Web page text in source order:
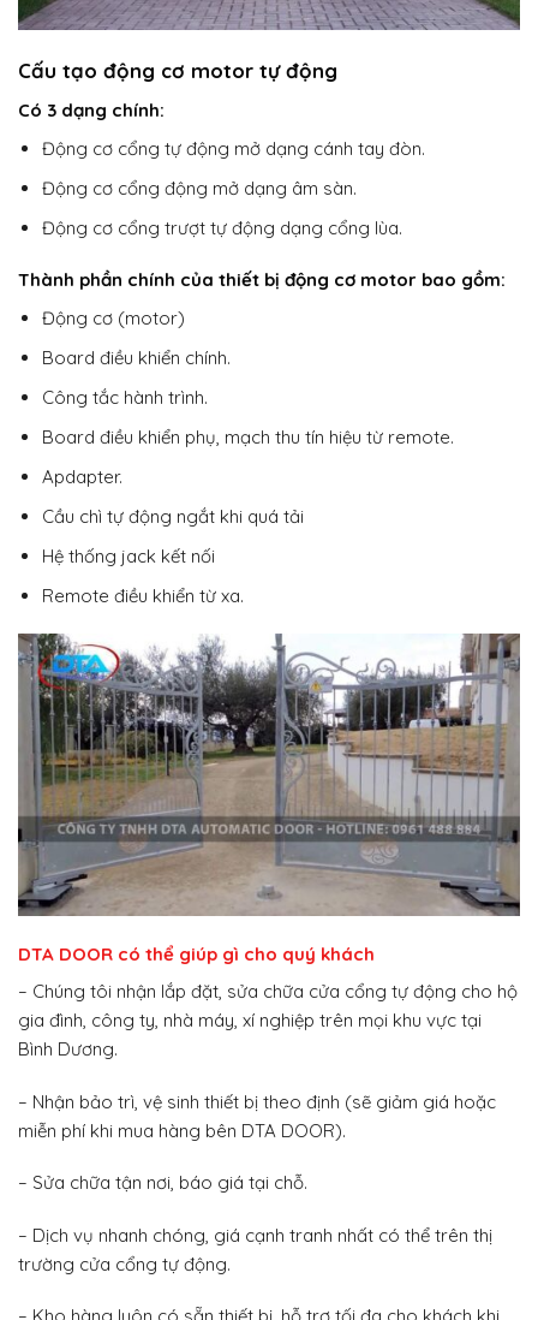
Cấu tạo động cơ motor tự động
Có 3 dạng chính:
Động cơ cổng tự động mở dạng cánh tay đòn.
Động cơ cổng động mở dạng âm sàn.
Động cơ cổng trượt tự động dạng cổng lùa.
Thành phần chính của thiết bị động cơ motor bao gồm:
Động cơ (motor)
Board điều khiển chính.
Công tắc hành trình.
Board điều khiển phụ, mạch thu tín hiệu từ remote.
Apdapter.
Cầu chì tự động ngắt khi quá tải
Hệ thống jack kết nối
Remote điều khiển từ xa.
DTA DOOR có thể giúp gì cho quý khách
– Chúng tôi nhận lắp đặt, sửa chữa cửa cổng tự động cho hộ
gia đình, công ty, nhà máy, xí nghiệp trên mọi khu vực tại
Bình Dương.
– Nhận bảo trì, vệ sinh thiết bị theo định (sẽ giảm giá hoặc
miễn phí khi mua hàng bên DTA DOOR).
– Sửa chữa tận nơi, báo giá tại chỗ.
– Dịch vụ nhanh chóng, giá cạnh tranh nhất có thể trên thị
trường cửa cổng tự động.